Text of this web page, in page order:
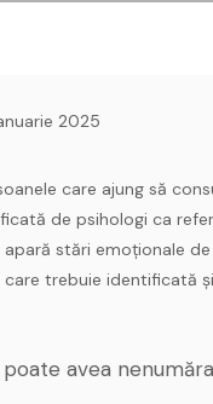
2025
care ajung să
de psihologi ca
stări emoționale
trebuie identificată
avea